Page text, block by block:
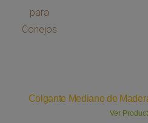
Colgante Mediano de
Ver